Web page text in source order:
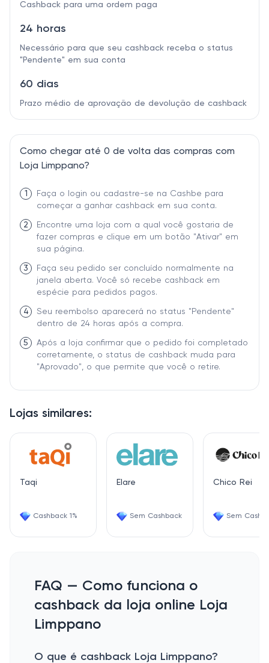
Lojas similares:
Taqi
Cashback 1%
Elare
Sem Cashback
Chico Rei
Sem
Cashback para uma ordem paga
24 horas
Necessário para que seu cashback receba o status
"Pendente" em sua conta
60 dias
Prazo médio de aprovação de devolução de cashback
Como chegar até 0 de volta das compras com
Loja Limppano?
1
Faça o login ou cadastre-se na Cashbe para
começar a ganhar cashback em sua conta.
2
Encontre uma loja com a qual você gostaria de
fazer compras e clique em um botão "Ativar" em
sua página.
3
Faça seu pedido ser concluído normalmente na
janela aberta. Você só recebe cashback em
espécie para pedidos pagos.
4
Seu reembolso aparecerá no status "Pendente"
dentro de 24 horas após a compra.
5
Após a loja confirmar que o pedido foi completado
corretamente, o status de cashback muda para
"Aprovado", o que permite que você o retire.
FAQ — Como funciona o
cashback da loja online Loja
Limppano
O que é cashback Loja Limppano?